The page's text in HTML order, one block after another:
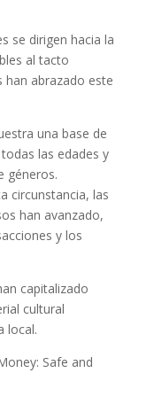
se dirigen hacia la
al tacto
han abrazado este
una base de
las edades y
géneros.
circunstancia, las
han avanzado,
y los
capitalizado
cultural
local.